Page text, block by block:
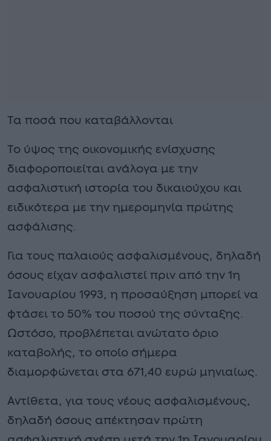
Τα ποσά που καταβάλλονται
Το ύψος της οικονομικής ενίσχυσης
διαφοροποιείται ανάλογα με την
ασφαλιστική ιστορία του δικαιούχου και
ειδικότερα με την ημερομηνία πρώτης
ασφάλισης.
Για τους παλαιούς ασφαλισμένους, δηλαδή
όσους είχαν ασφαλιστεί πριν από την 1η
Ιανουαρίου 1993, η προσαύξηση μπορεί να
φτάσει το 50% του ποσού της σύνταξης.
Ωστόσο, προβλέπεται ανώτατο όριο
καταβολής, το οποίο σήμερα
διαμορφώνεται στα 671,40 ευρώ μηνιαίως.
Αντίθετα, για τους νέους ασφαλισμένους,
δηλαδή όσους απέκτησαν πρώτη